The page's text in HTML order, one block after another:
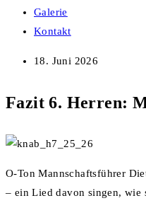
Galerie
Kontakt
18. Juni 2026
Fazit 6. Herren:
O-Ton Mannschaftsführer
– ein Lied davon singen, wie